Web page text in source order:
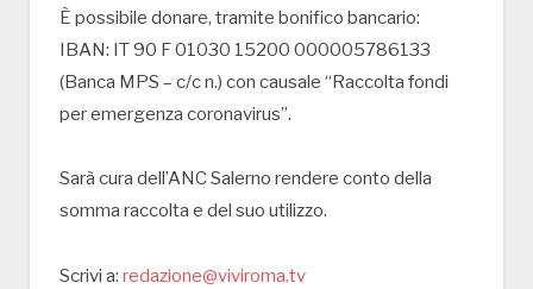
È possibile donare, tramite bonifico bancario:
IBAN: IT 90 F 01030 15200 000005786133
(Banca MPS – c/c n.) con causale “Raccolta fondi
per emergenza coronavirus”.
Sarà cura dell’ANC Salerno rendere conto della
somma raccolta e del suo utilizzo.
Scrivi a: redazione@viviroma.tv